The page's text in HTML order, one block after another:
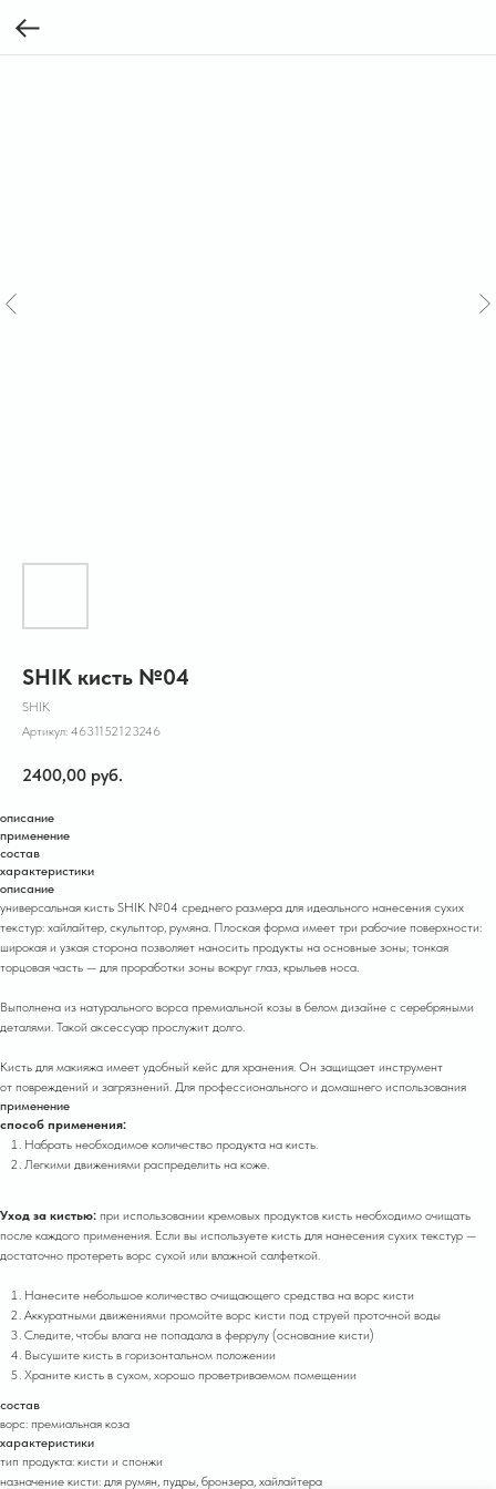
SHIK кисть №04
SHIK
Артикул: 4631152123246
2400,00 руб.
описание
применение
состав
характеристики
описание
универсальная кисть SHIK №04 среднего размера для идеального нанесения сухих
текстур: хайлайтер, скульптор, румяна. Плоская форма имеет три рабочие поверхности:
широкая и узкая сторона позволяет наносить продукты на основные зоны; тонкая
торцовая часть — для проработки зоны вокруг глаз, крыльев носа.
Выполнена из натурального ворса премиальной козы в белом дизайне с серебряными
деталями. Такой аксессуар прослужит долго.
Кисть для макияжа имеет удобный кейс для хранения. Он защищает инструмент
от повреждений и загрязнений. Для профессионального и домашнего использования
применение
способ применения:
Набрать необходимое количество продукта на кисть.
Легкими движениями распределить на коже.
Уход за кистью: при использовании кремовых продуктов кисть необходимо очищать
после каждого применения. Если вы используете кисть для нанесения сухих текстур —
достаточно протереть ворс сухой или влажной салфеткой.
Нанесите небольшое количество очищающего средства на ворс кисти
Аккуратными движениями промойте ворс кисти под струей проточной воды
Следите, чтобы влага не попадала в феррулу (основание кисти)
Высушите кисть в горизонтальном положении
Храните кисть в сухом, хорошо проветриваемом помещении
состав
ворс: премиальная коза
характеристики
тип продукта: кисти и спонжи
назначение кисти: для румян, пудры, бронзера, хайлайтера